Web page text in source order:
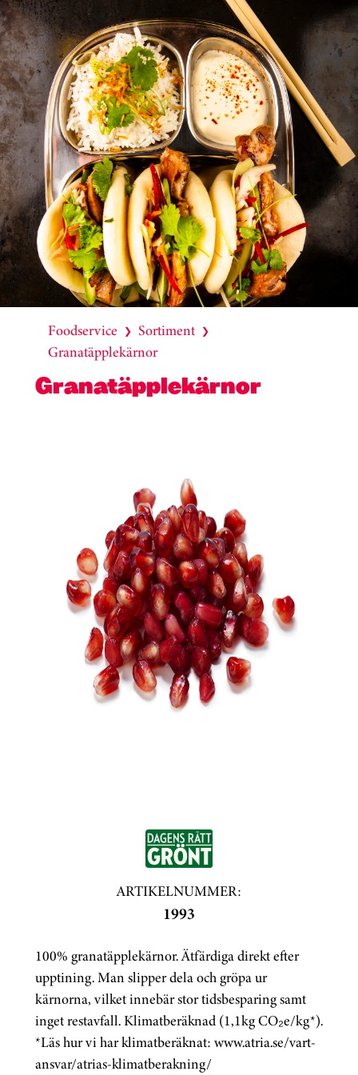
Foodservice ❯ Sortiment ❯
Granatäpplekärnor
Granatäpplekärnor
ARTIKELNUMMER:
1993
100% granatäpplekärnor. Ätfärdiga direkt efter
upptining. Man slipper dela och gröpa ur
kärnorna, vilket innebär stor tidsbesparing samt
inget restavfall. Klimatberäknad (1,1kg CO₂e/kg*).
*Läs hur vi har klimatberäknat: www.atria.se/vart-
ansvar/atrias-klimatberakning/